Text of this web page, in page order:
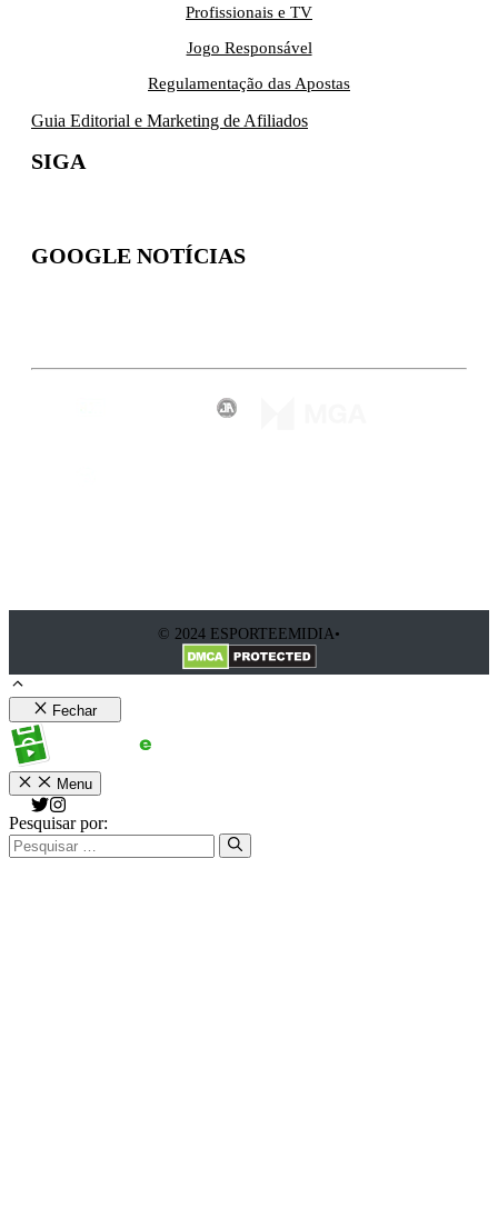
Profissionais e TV
Jogo Responsável
Regulamentação das Apostas
Guia Editorial e Marketing de Afiliados
SIGA
GOOGLE NOTÍCIAS
© 2024 ESPORTEEMIDIA•
Fechar
Menu
Pesquisar por: